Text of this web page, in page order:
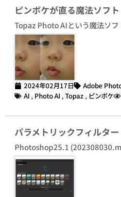
ピンボケが直る魔法ソフト
Topaz Photo AIという魔法ソフ
2024年02月17日
Adobe
AI , Photo AI , Topaz , ピンボケ
パラメトリックフィルター
Photoshop25.1